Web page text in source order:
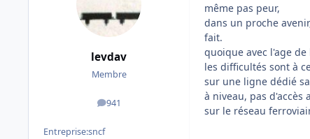
levdav
Membre
941
messages
Entreprise:sncf
même pas peur,
dans un proche
fait.
quoique avec l'age
les difficultés sont à
sur une ligne dédié
à niveau, pas d'accès
sur le réseau